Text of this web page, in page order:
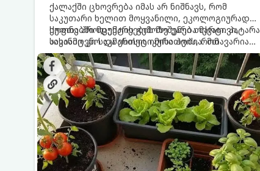
ქალაქში ცხოვრება იმას არ ნიშნავს, რომ
საკუთარი ხელით მოყვანილი, ეკოლოგიურად
სუფთა პროდუქტის გემოზე უარი თქვათ. პატარა
აივანიც კი საკმარისია იმისათვის, რომ
მოიწყოთ მინი-ბოსტანი, საიდანაც
ყოველდღიურად ახალ, არომატულ მწვანილსა
და ბოსტნეულს მოკრეფთ.
ქოთნებში მცენარეების მოშენება მარტივი,
სასიამოვნო და ესთეტიკური ჰობია. მთავარია
იცოდეთ, რომელი კულტურები ეგუებიან
ქოთნის პირობებს ყველაზე კარგად და როგორ
მოუაროთ მათ სწორად.